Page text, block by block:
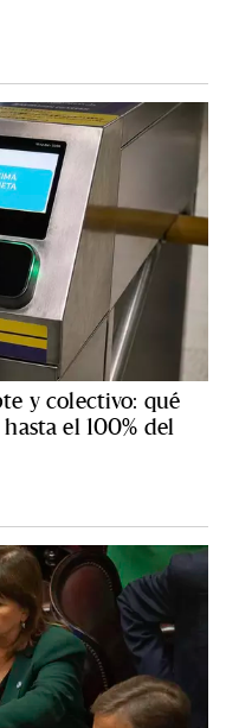
y colectivo: qué
el 100% del